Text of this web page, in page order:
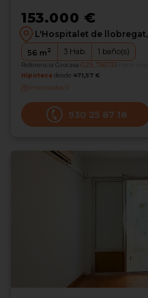
153.000 €
L'Hospitalet de llobregat,
56 m2 3 Hab. 1 baño(s)
Referencia Grocasa G29_756733
Hipoteca desde 471,57 €
Interesados0
930 25 87 18